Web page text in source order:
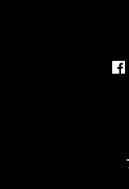
ソーシャルネットワ